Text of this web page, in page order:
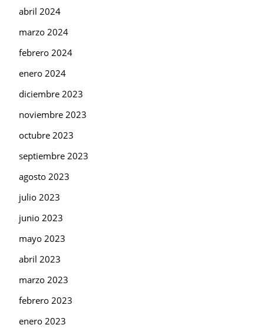
abril 2024
marzo 2024
febrero 2024
enero 2024
diciembre 2023
noviembre 2023
octubre 2023
septiembre 2023
agosto 2023
julio 2023
junio 2023
mayo 2023
abril 2023
marzo 2023
febrero 2023
enero 2023